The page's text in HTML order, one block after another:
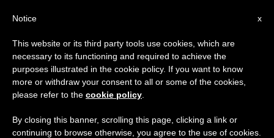
وقفة روحية في زمن الصوم
بقلم الأب روبير معماري الأنطوني
x
Notice
This website or its third party tools use cookies, which are
necessary to its functioning and required to achieve the
purposes illustrated in the cookie policy. If you want to know
more or withdraw your consent to all or some of the cookies,
please refer to the cookie policy
By closing this banner, scrolling this page, clicking a link or
continuing to browse otherwise, you agree to the use of cookies.